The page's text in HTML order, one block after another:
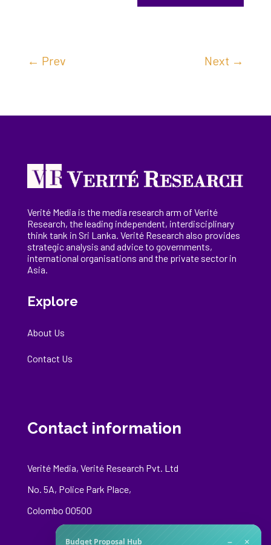
← Prev Next →
Verité Media is the media research arm of Verité
Research, theleading independent, interdisciplinary
think tank in Sri Lanka. Verité Research also provides
strategic analysis and advice to governments,
international organisations and the private sector in
Asia.
Explore
About Us
Contact Us
Contact information
Verité Media, Verité Research Pvt. Ltd
No. 5A, Police Park Place,
Colombo 00500
Budget Proposal Hub − ×